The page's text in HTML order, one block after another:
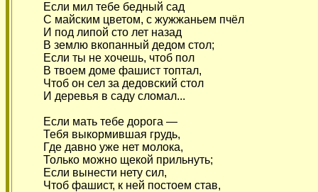
Если мил тебе бедный сад
С майским цветом, с жужжаньем пчёл
И под липой сто лет назад
В землю вкопанный дедом стол;
Если ты не хочешь, чтоб пол
В твоем доме фашист топтал,
Чтоб он сел за дедовский стол
И деревья в саду сломал...
Если мать тебе дорога —
Тебя выкормившая грудь,
Где давно уже нет молока,
Только можно щекой прильнуть;
Если вынести нету сил,
Чтоб фашист, к ней постоем став,